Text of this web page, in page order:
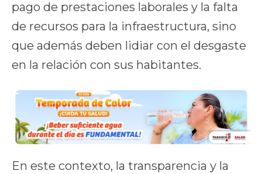
pago de prestaciones laborales y la falta
de recursos para la infraestructura, sino
que además deben lidiar con el desgaste
en la relación con sus habitantes.
En este contexto, la transparencia y la